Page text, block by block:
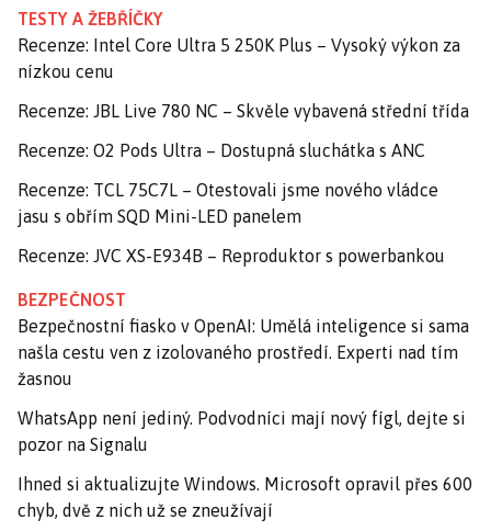
TESTY A ŽEBŘÍČKY
Recenze: Intel Core Ultra 5 250K Plus – Vysoký výkon za
nízkou cenu
Recenze: JBL Live 780 NC – Skvěle vybavená střední třída
Recenze: O2 Pods Ultra – Dostupná sluchátka s ANC
Recenze: TCL 75C7L – Otestovali jsme nového vládce
jasu s obřím SQD Mini-LED panelem
Recenze: JVC XS-E934B – Reproduktor s powerbankou
BEZPEČNOST
Bezpečnostní fiasko v OpenAI: Umělá inteligence si sama
našla cestu ven z izolovaného prostředí. Experti nad tím
žasnou
WhatsApp není jediný. Podvodníci mají nový fígl, dejte si
pozor na Signalu
Ihned si aktualizujte Windows. Microsoft opravil přes 600
chyb, dvě z nich už se zneužívají